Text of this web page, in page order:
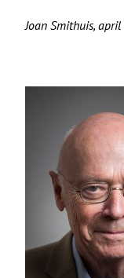
Joan Smithuis,